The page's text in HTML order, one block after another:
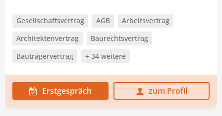
Gesellschaftsvertrag AGB
Arbeitsvertrag
Architektenvertrag
Baurechtsvertrag
Bauträgervertrag
+ 34 weitere
Erstgespräch zum Profil